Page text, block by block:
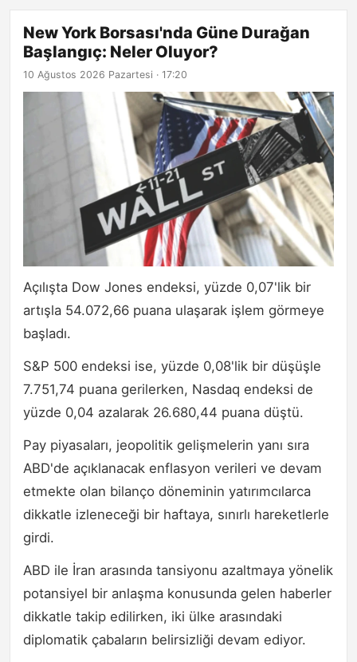
New York Borsası'nda Güne Durağan
Başlangıç: Neler Oluyor?
10 Ağustos 2026 Pazartesi · 17:20
Açılışta Dow Jones endeksi, yüzde 0,07'lik bir
artışla 54.072,66 puana ulaşarak işlem görmeye
başladı.
S&P 500 endeksi ise, yüzde 0,08'lik bir düşüşle
7.751,74 puana gerilerken, Nasdaq endeksi de
yüzde 0,04 azalarak 26.680,44 puana düştü.
​​​​​​​Pay piyasaları, jeopolitik gelişmelerin yanı sıra
ABD'de açıklanacak enflasyon verileri ve devam
etmekte olan bilanço döneminin yatırımcılarca
dikkatle izleneceği bir haftaya, sınırlı hareketlerle
girdi.
ABD ile İran arasında tansiyonu azaltmaya yönelik
potansiyel bir anlaşma konusunda gelen haberler
dikkatle takip edilirken, iki ülke arasındaki
diplomatik çabaların belirsizliği devam ediyor.